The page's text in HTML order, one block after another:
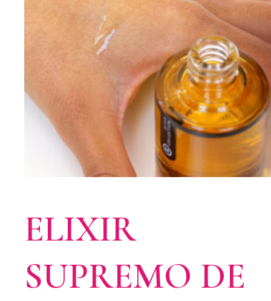
ELIXIR
SUPREMO DE